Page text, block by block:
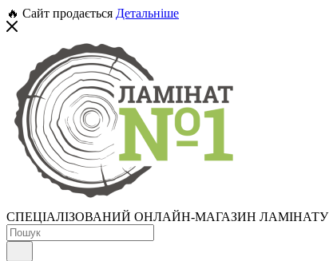
🔥 Сайт продається Детальніше
СПЕЦІАЛІЗОВАНИЙ ОНЛАЙН-МАГАЗИН ЛАМІНАТУ